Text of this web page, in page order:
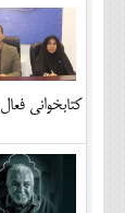
کتابخوانی